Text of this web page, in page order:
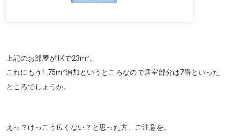
上記のお部屋が1Kで23m²。
これにもう1.75m²追加というところなので居室部分は7畳といった
ところでしょうか。
えっ？けっこう広くない？と思った方、ご注意を。